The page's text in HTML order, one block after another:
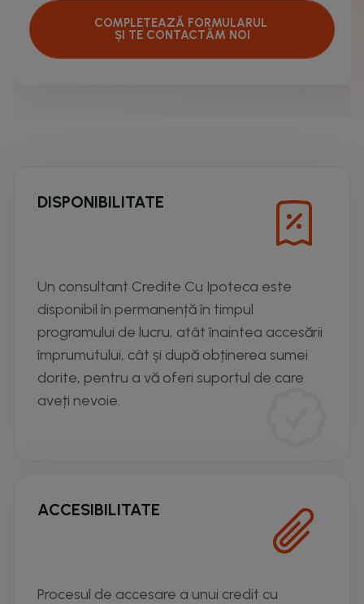
COMPLETEAZĂ FORMULARUL
ȘI TE CONTACTĂM NOI
DISPONIBILITATE
Un consultant Credite Cu Ipoteca este
disponibil în permanență în timpul
programului de lucru, atât înaintea accesării
împrumutului, cât și după obținerea sumei
dorite, pentru a vă oferi suportul de care
aveți nevoie.
ACCESIBILITATE
Procesul de accesare a unui credit cu